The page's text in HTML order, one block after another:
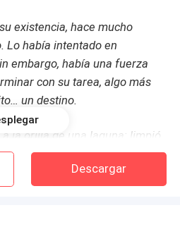
existencia, hace mucho
Lo había intentado en
embargo, había una fuerza
con su tarea, algo más
un destino.
la orilla de una laguna; limpió
agua y, a pesar del frío
conforme caía la tarde,
poco.
sentirlo en cada fibra de su
Descargar